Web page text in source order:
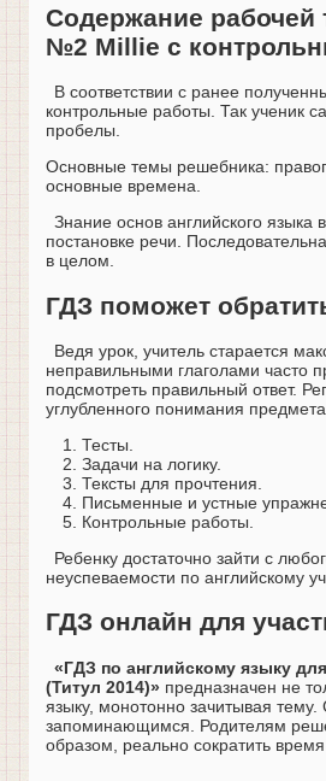
Содержание рабочей
№2 Millie с
В соответствии с ранее
контрольные работы. Так ученик
пробелы.
Основные темы решебника:
основные времена.
Знание основ английского
постановке речи.
в целом.
ГДЗ поможет
Ведя урок, учитель старается
неправильными глаголами часто
подсмотреть правильный ответ.
углубленного понимания
Тесты.
Задачи на логику.
Тексты для прочтения.
Письменные и устные
Контрольные работы.
Ребенку достаточно зайти с
неуспеваемости по английскому
ГДЗ онлайн для
«ГДЗ по английскому языку
(Титул 2014)» предназначен не
языку, монотонно зачитывая
запоминающимся. Родителям
образом, реально сократить